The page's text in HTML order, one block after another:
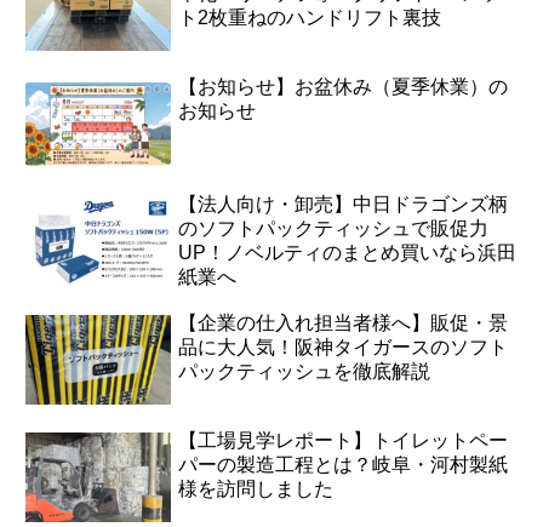
ト2枚重ねのハンドリフト裏技
【お知らせ】お盆休み（夏季休業）の
お知らせ
【法人向け・卸売】中日ドラゴンズ柄
のソフトパックティッシュで販促力
UP！ノベルティのまとめ買いなら浜田
紙業へ
【企業の仕入れ担当者様へ】販促・景
品に大人気！阪神タイガースのソフト
パックティッシュを徹底解説
【工場見学レポート】トイレットペー
パーの製造工程とは？岐阜・河村製紙
様を訪問しました